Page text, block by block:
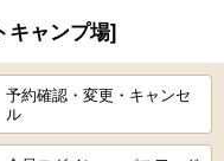
キャンプ場]
予約確認・変更・キャンセ
ル